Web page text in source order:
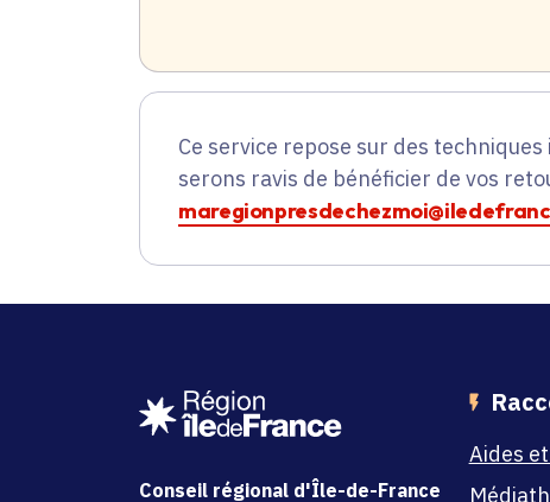
Ce service repose sur des
serons ravis de bénéficier de vos
Conseil régional d'Île-de-France
Aides